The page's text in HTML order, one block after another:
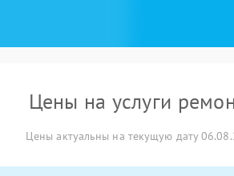
Цены на услуги
Цены актуальны на текущую дату